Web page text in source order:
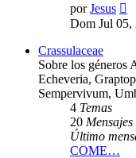
porJesus
Dom Jul 05,
Crassulaceae
Sobre los géneros
Echeveria,
Sempervivum,
4 Temas
20 Mensajes
Último
COME…